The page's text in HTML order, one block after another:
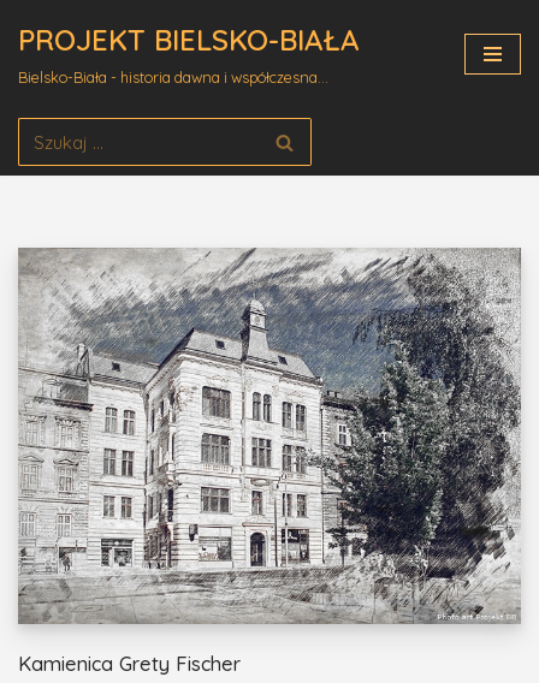
treści
PROJEKT BIELSKO-BIAŁA
Bielsko-Biała - historia dawna i współczesna...
Kamienica Grety Fischer